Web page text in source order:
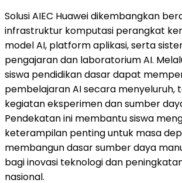
Solusi AIEC Huawei dikembangkan
infrastruktur komputasi perangkat
model AI, platform aplikasi, serta
pengajaran dan laboratorium AI.
siswa pendidikan dasar dapat
pembelajaran AI secara menyeluruh,
kegiatan eksperimen dan sumber
Pendekatan ini membantu siswa
keterampilan penting untuk masa
membangun dasar sumber daya
bagi inovasi teknologi dan
nasional.